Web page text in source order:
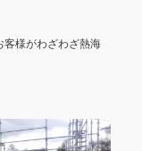
客様がわざわざ熱海